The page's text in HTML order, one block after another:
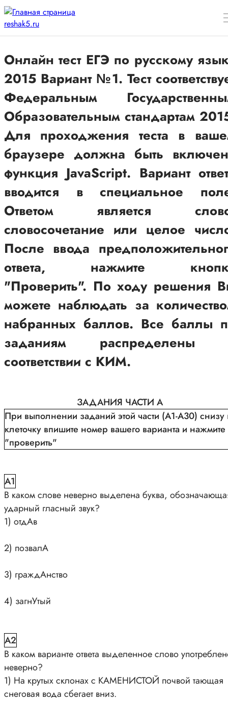
Онлайн тест ЕГЭ по русскому
2015 Вариант №1. Тест
Федеральным
Образовательным стандартам
Для проходжения теста в
браузере должна быть
функция JavaScript. Вариант
вводится в специальное
Ответом является
словосочетание или целое
После ввода
ответа, нажмите
"Проверить". По ходу решения
можете наблюдать за
набранных баллов. Все баллы
заданиям распределены
соответствии с КИМ.
ЗАДАНИЯ ЧАСТИ A
При выполнении заданий этой части (А1-А30) снизу
клеточку впишите номер вашего варианта и нажмите
"проверить"
A1
В каком слове неверно выделена буква,
ударный гласный звук?
1) отдАв
2) позвалА
3) граждАнство
4) загнУтый
A2
В каком варианте ответа выделенное слово
неверно?
1) На крутых склонах с КАМЕНИСТОЙ почвой тающая
снеговая вода сбегает вниз.